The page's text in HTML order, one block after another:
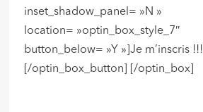
inset_shadow_panel= »N »
location= »optin_box_style_7″
button_below= »Y »]Je m’inscris !!!
[/optin_box_button] [/optin_box]